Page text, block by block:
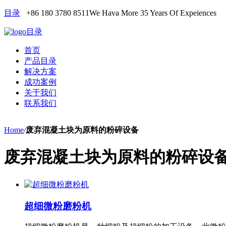
目录 +86 180 3780 8511We Hava More 35 Years Of Expeiences
目录
首页
产品目录
解决方案
成功案例
关于我们
联系我们
Home/废弃混凝土块为原料的粉碎设备
废弃混凝土块为原料的粉碎设
超细微粉磨粉机